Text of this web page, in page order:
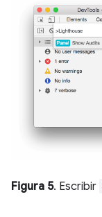
Figura 5. Escribir